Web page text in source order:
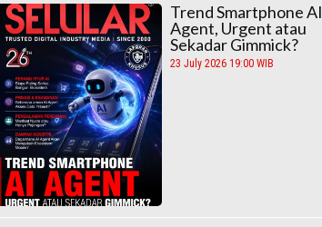
Trend Smartphone AI
Agent, Urgent atau
Sekadar Gimmick?
23 July 2026 19:00 WIB